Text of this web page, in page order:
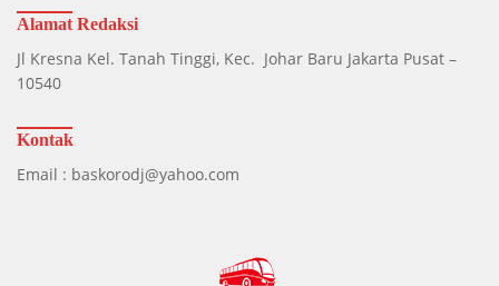
Alamat Redaksi
Jl Kresna Kel. Tanah Tinggi, Kec. Johar Baru Jakarta Pusat –
10540
Kontak
Email : baskorodj@yahoo.com